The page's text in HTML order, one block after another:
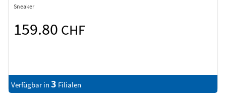
Sneaker
159.80 CHF
Verfügbar in 3 Filialen